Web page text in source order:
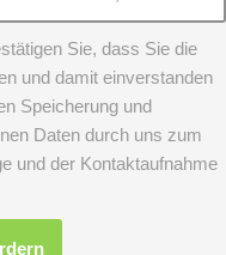
Sie, dass Sie die
und damit einverstanden
Speicherung und
Daten durch uns zum
und der Kontaktaufnahme